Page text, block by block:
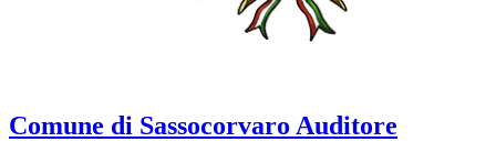
Comune di Sassocorvaro Auditore